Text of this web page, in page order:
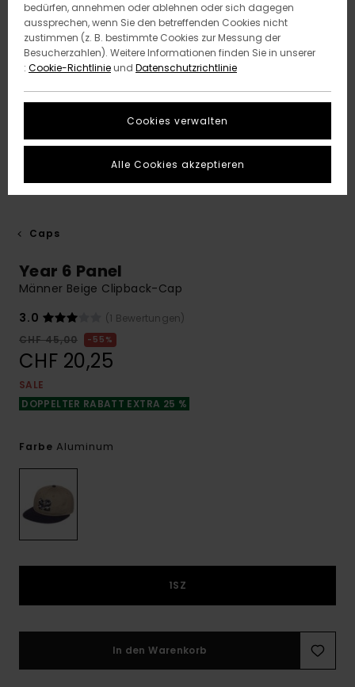
Caps
Year 6 Panel
Männer Beige Clipback-Cap
3.0
(1 Bewertungen)
CHF 45,00
55%
CHF 20,25
SALE
DOPPELTER RABATT EXTRA 25 %
Farbe Aluminum
1SZ
In den Warenkorb
bedürfen, annehmen oder ablehnen oder sich dagegen
aussprechen, wenn Sie den betreffenden Cookies nicht
zustimmen (z. B. bestimmte Cookies zur Messung der
Besucherzahlen). Weitere Informationen finden Sie in unserer
: Cookie-Richtlinieund Datenschutzrichtlinie
Cookies verwalten
Alle Cookies akzeptieren